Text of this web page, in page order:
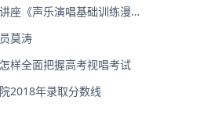
座《声乐演唱基础训练漫
莫涛
样全面把握高考视唱考试
2018年录取分数线